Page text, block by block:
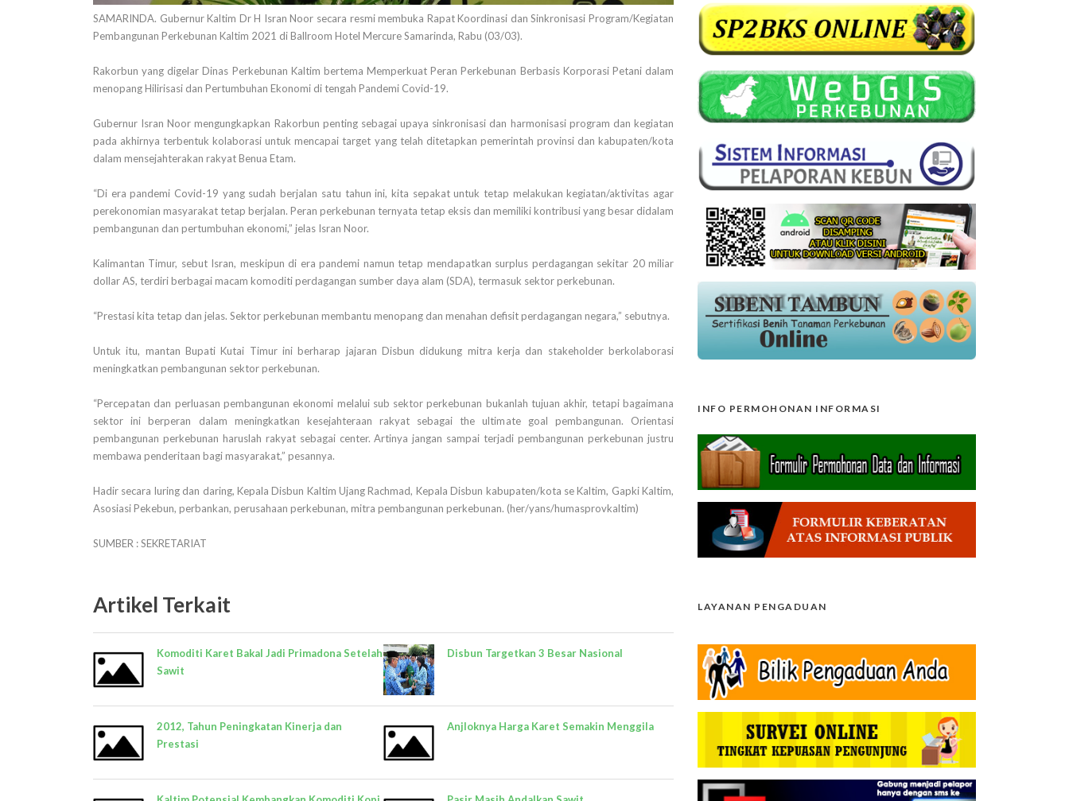
SAMARINDA. Gubernur Kaltim Dr H Isran Noor secara resmi membuka Rapat Koordinasi dan Sinkronisasi Program/Kegiatan
Pembangunan Perkebunan Kaltim 2021 di Ballroom Hotel Mercure Samarinda, Rabu (03/03).
Rakorbun yang digelar Dinas Perkebunan Kaltim bertema Memperkuat Peran Perkebunan Berbasis Korporasi Petani dalam
menopang Hilirisasi dan Pertumbuhan Ekonomi di tengah Pandemi Covid-19.
Gubernur Isran Noor mengungkapkan Rakorbun penting sebagai upaya sinkronisasi dan harmonisasi program dan kegiatan
pada akhirnya terbentuk kolaborasi untuk mencapai target yang telah ditetapkan pemerintah provinsi dan kabupaten/kota
dalam mensejahterakan rakyat Benua Etam.
“Di era pandemi Covid-19 yang sudah berjalan satu tahun ini, kita sepakat untuk tetap melakukan kegiatan/aktivitas agar
perekonomian masyarakat tetap berjalan. Peran perkebunan ternyata tetap eksis dan memiliki kontribusi yang besar didalam
pembangunan dan pertumbuhan ekonomi,” jelas Isran Noor.
Kalimantan Timur, sebut Isran, meskipun di era pandemi namun tetap mendapatkan surplus perdagangan sekitar 20 miliar
dollar AS, terdiri berbagai macam komoditi perdagangan sumber daya alam (SDA), termasuk sektor perkebunan.
“Prestasi kita tetap dan jelas. Sektor perkebunan membantu menopang dan menahan defisit perdagangan negara,” sebutnya.
Untuk itu, mantan Bupati Kutai Timur ini berharap jajaran Disbun didukung mitra kerja dan stakeholder berkolaborasi
meningkatkan pembangunan sektor perkebunan.
“Percepatan dan perluasan pembangunan ekonomi melalui sub sektor perkebunan bukanlah tujuan akhir, tetapi bagaimana
sektor ini berperan dalam meningkatkan kesejahteraan rakyat sebagai the ultimate goal pembangunan. Orientasi
pembangunan perkebunan haruslah rakyat sebagai center. Artinya jangan sampai terjadi pembangunan perkebunan justru
membawa penderitaan bagi masyarakat,” pesannya.
Hadir secara luring dan daring, Kepala Disbun Kaltim Ujang Rachmad, Kepala Disbun kabupaten/kota se Kaltim, Gapki Kaltim,
Asosiasi Pekebun, perbankan, perusahaan perkebunan, mitra pembangunan perkebunan. (her/yans/humasprovkaltim)
SUMBER : SEKRETARIAT
Artikel Terkait
Komoditi Karet Bakal Jadi Primadona Setelah
Sawit
2012, Tahun Peningkatan Kinerja dan
Prestasi
Disbun Targetkan 3 Besar Nasional
Anjloknya Harga Karet Semakin Menggila
INFO PERMOHONAN INFORMASI
LAYANAN PENGADUAN